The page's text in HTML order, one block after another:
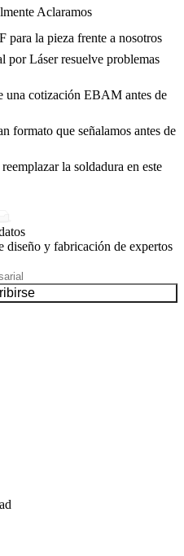
Aclaramos
la pieza frente a nosotros
por Láser resuelve problemas
una cotización EBAM antes de
formato que señalamos antes de
la soldadura en este
diseño y fabricación de expertos